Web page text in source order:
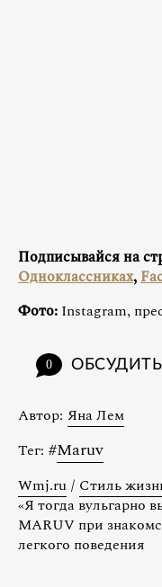
Подписывайся на
Одноклассниках,
Фото: Instagram,
0 ОБСУДИТЬ
Автор: Яна Лем
Тег: #Maruv
Wmj.ru / Стиль
«Я тогда вульгарно
MARUV при
легкого поведения